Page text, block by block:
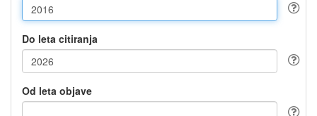
Do leta citiranja
Od leta objave